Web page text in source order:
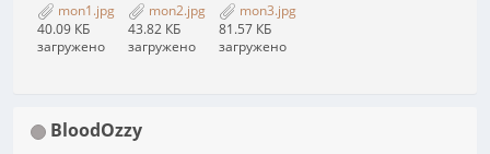
mon1.jpg
40.09 КБ
загружено
mon2.jpg
43.82 КБ
загружено
mon3.jpg
81.57 КБ
загружено
BloodOzzy